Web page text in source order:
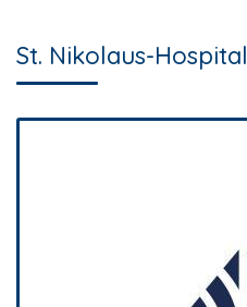
St. Nikolaus-Hospital